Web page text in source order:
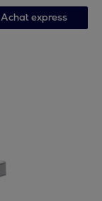
Achat express